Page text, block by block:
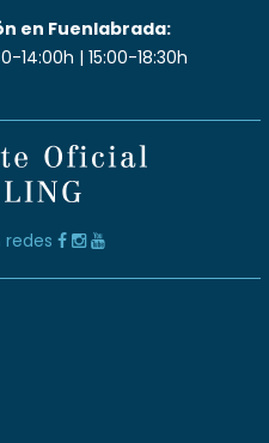
en Fuenlabrada:
14:00h | 15:00-18:30h
redes